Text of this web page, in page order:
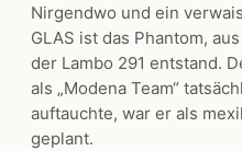
Nirgendwo und ein
GLAS ist das Phantom,
der Lambo 291 entstand.
als „Modena Team“
auftauchte, war er als
geplant.